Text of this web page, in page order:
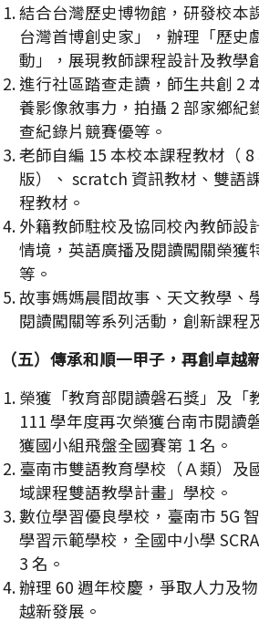
結合台灣歷史博物館，研發校本
台灣首博創史家」，辦理「歷史
動」，展現教師課程設計及教學
進行社區踏查走讀，師生共創 2
養影像敘事力，拍攝 2 部家鄉紀
查紀錄片競賽優等。
老師自編 15 本校本課程教材（
版）、 scratch 資訊教材、雙語
程教材。
外籍教師駐校及協同校內教師設
情境，英語廣播及閱讀闖關榮獲
等。
故事媽媽晨間故事、天文教學、
閱讀闖關等系列活動，創新課程
（五）傳承和順一甲子，再創卓越
榮獲「教育部閱讀磐石獎」及「
111 學年度再次榮獲台南市閱讀
獲國小組飛盤全國賽第 1 名。
臺南市雙語教育學校（Ａ類）及
域課程雙語教學計畫」學校。
數位學習優良學校，臺南市 5G
學習示範學校，全國中小學
3 名。
辦理 60 週年校慶，爭取人力及
越新發展。